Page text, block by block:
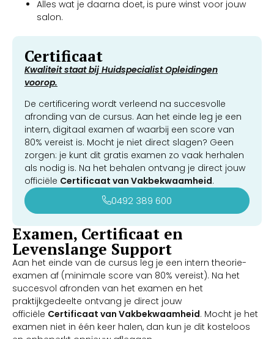
Alles wat je daarna doet, is pure winst voor jouw
salon.
Certificaat
Kwaliteit staat bij Huidspecialist Opleidingen
voorop.
De certificering wordt verleend na succesvolle
afronding van de cursus. Aan het einde leg je een
intern, digitaal examen af waarbij een score van
80% vereist is. Mocht je niet direct slagen? Geen
zorgen: je kunt dit gratis examen zo vaak herhalen
als nodig is. Na het behalen ontvang je direct jouw
officiële Certificaat van Vakbekwaamheid.
0492 389 600
Examen, Certificaat en
Levenslange Support
Aan het einde van de cursus leg je een intern theorie-
examen af (minimale score van 80% vereist). Na het
succesvol afronden van het examen en het
praktijkgedeelte ontvang je direct jouw
officiële Certificaat van Vakbekwaamheid. Mocht je het
examen niet in één keer halen, dan kun je dit kosteloos